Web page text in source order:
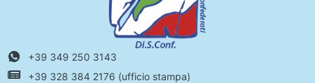
+39 349 250 3143
+39 328 384 2176 (ufficio stampa)